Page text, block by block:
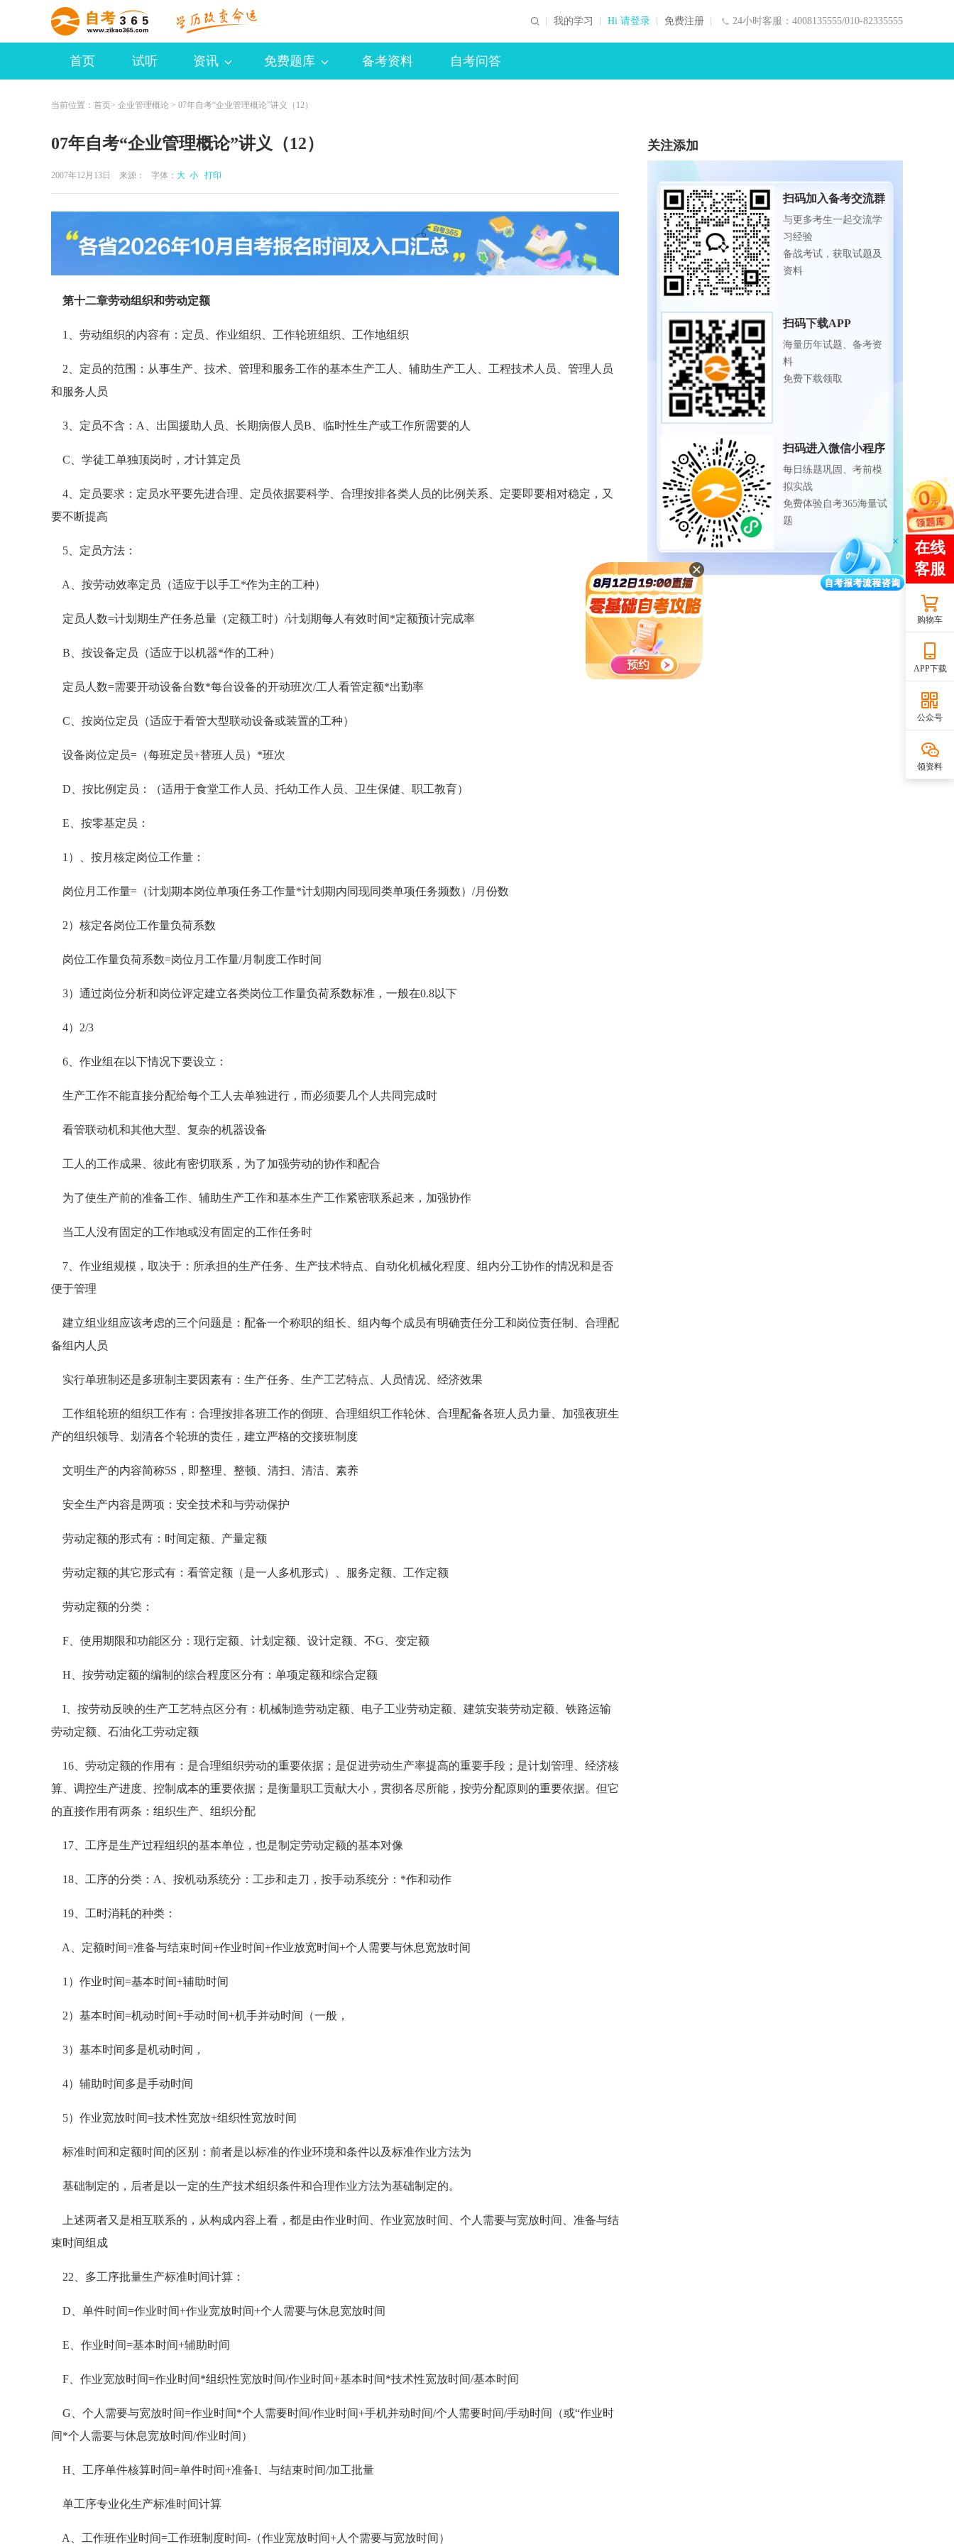
24小时客服：4008135555/010-82335555
我的学习 Hi 请登录 免费注册
首页 试听 资讯 免费题库 备考资料 自考问答
当前位置： 首页> 企业管理概论 > 07年自考“企业管理概论”讲义（12）
07年自考“企业管理概论”讲义（12）
2007年12月13日 来源： 字体： 大 小 打印
第十二章劳动组织和劳动定额
1、劳动组织的内容有：定员、作业组织、工作轮班组织、工作地组织
2、定员的范围：从事生产、技术、管理和服务工作的基本生产工人、辅助生产工人、工程技术人员、管理人员
和服务人员
3、定员不含：A、出国援助人员、长期病假人员B、临时性生产或工作所需要的人
C、学徒工单独顶岗时，才计算定员
4、定员要求：定员水平要先进合理、定员依据要科学、合理按排各类人员的比例关系、定要即要相对稳定，又
要不断提高
5、定员方法：
A、按劳动效率定员（适应于以手工*作为主的工种）
定员人数=计划期生产任务总量（定额工时）/计划期每人有效时间*定额预计完成率
B、按设备定员（适应于以机器*作的工种）
定员人数=需要开动设备台数*每台设备的开动班次/工人看管定额*出勤率
C、按岗位定员（适应于看管大型联动设备或装置的工种）
设备岗位定员=（每班定员+替班人员）*班次
D、按比例定员：（适用于食堂工作人员、托幼工作人员、卫生保健、职工教育）
E、按零基定员：
1）、按月核定岗位工作量：
岗位月工作量=（计划期本岗位单项任务工作量*计划期内同现同类单项任务频数）/月份数
2）核定各岗位工作量负荷系数
岗位工作量负荷系数=岗位月工作量/月制度工作时间
3）通过岗位分析和岗位评定建立各类岗位工作量负荷系数标准，一般在0.8以下
4）2/3
6、作业组在以下情况下要设立：
生产工作不能直接分配给每个工人去单独进行，而必须要几个人共同完成时
看管联动机和其他大型、复杂的机器设备
工人的工作成果、彼此有密切联系，为了加强劳动的协作和配合
为了使生产前的准备工作、辅助生产工作和基本生产工作紧密联系起来，加强协作
当工人没有固定的工作地或没有固定的工作任务时
7、作业组规模，取决于：所承担的生产任务、生产技术特点、自动化机械化程度、组内分工协作的情况和是否
便于管理
建立组业组应该考虑的三个问题是：配备一个称职的组长、组内每个成员有明确责任分工和岗位责任制、合理配
备组内人员
实行单班制还是多班制主要因素有：生产任务、生产工艺特点、人员情况、经济效果
工作组轮班的组织工作有：合理按排各班工作的倒班、合理组织工作轮休、合理配备各班人员力量、加强夜班生
产的组织领导、划清各个轮班的责任，建立严格的交接班制度
文明生产的内容简称5S，即整理、整顿、清扫、清洁、素养
安全生产内容是两项：安全技术和与劳动保护
劳动定额的形式有：时间定额、产量定额
劳动定额的其它形式有：看管定额（是一人多机形式）、服务定额、工作定额
劳动定额的分类：
F、使用期限和功能区分：现行定额、计划定额、设计定额、不G、变定额
H、按劳动定额的编制的综合程度区分有：单项定额和综合定额
I、按劳动反映的生产工艺特点区分有：机械制造劳动定额、电子工业劳动定额、建筑安装劳动定额、铁路运输
劳动定额、石油化工劳动定额
16、劳动定额的作用有：是合理组织劳动的重要依据；是促进劳动生产率提高的重要手段；是计划管理、经济核
算、调控生产进度、控制成本的重要依据；是衡量职工贡献大小，贯彻各尽所能，按劳分配原则的重要依据。但它
的直接作用有两条：组织生产、组织分配
17、工序是生产过程组织的基本单位，也是制定劳动定额的基本对像
18、工序的分类：A、按机动系统分：工步和走刀，按手动系统分：*作和动作
19、工时消耗的种类：
A、定额时间=准备与结束时间+作业时间+作业放宽时间+个人需要与休息宽放时间
1）作业时间=基本时间+辅助时间
2）基本时间=机动时间+手动时间+机手并动时间（一般，
3）基本时间多是机动时间，
4）辅助时间多是手动时间
5）作业宽放时间=技术性宽放+组织性宽放时间
标准时间和定额时间的区别：前者是以标准的作业环境和条件以及标准作业方法为
基础制定的，后者是以一定的生产技术组织条件和合理作业方法为基础制定的。
上述两者又是相互联系的，从构成内容上看，都是由作业时间、作业宽放时间、个人需要与宽放时间、准备与结
束时间组成
22、多工序批量生产标准时间计算：
D、单件时间=作业时间+作业宽放时间+个人需要与休息宽放时间
E、作业时间=基本时间+辅助时间
F、作业宽放时间=作业时间*组织性宽放时间/作业时间+基本时间*技术性宽放时间/基本时间
G、个人需要与宽放时间=作业时间*个人需要时间/作业时间+手机并动时间/个人需要时间/手动时间（或“作业时
间*个人需要与休息宽放时间/作业时间）
H、工序单件核算时间=单件时间+准备I、与结束时间/加工批量
单工序专业化生产标准时间计算
A、工作班作业时间=工作班制度时间-（作业宽放时间+人个需要与宽放时间）
关注添加
扫码加入备考交流群
与更多考生一起交流学
习经验
备战考试，获取试题及
资料
扫码下载APP
海量历年试题、备考资
料
免费下载领取
扫码进入微信小程序
每日练题巩固、考前模
拟实战
免费体验自考365海量试
题
购物车
APP下载
公众号
领资料